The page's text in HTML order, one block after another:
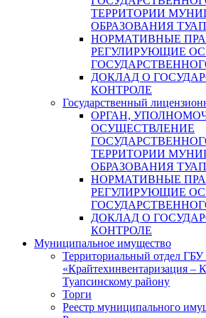
ТЕРРИТОРИИ
ОБРАЗОВАНИЯ
НОРМАТИВНЫЕ
РЕГУЛИРУЮЩИЕ
ДОКЛАД О
КОНТРОЛЕ
Государственный
ОРГАН,
ОСУЩЕСТВЛЕНИЕ
ТЕРРИТОРИИ
ОБРАЗОВАНИЯ
НОРМАТИВНЫЕ
РЕГУЛИРУЮЩИЕ
ДОКЛАД О
КОНТРОЛЕ
Муниципальное имущество
Территориальный отдел
«Крайтехинвентаризация –
Туапсинскому району
Торги
Реестр муниципального